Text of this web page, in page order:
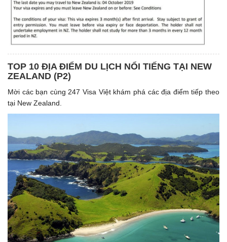
TOP 10 ĐỊA ĐIỂM DU LỊCH NỔI TIẾNG TẠI NEW
ZEALAND (P2)
Mời các bạn cùng 247 Visa Việt khám phá các địa điểm tiếp theo
tại New Zealand.